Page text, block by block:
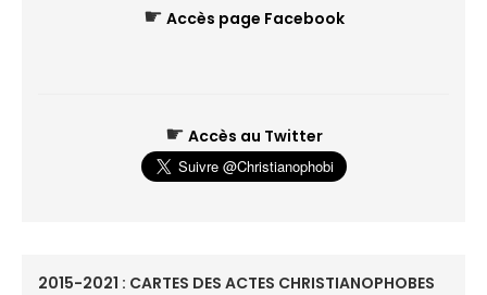
☛ Accès page Facebook
☛ Accès au Twitter
2015-2021 : CARTES DES ACTES CHRISTIANOPHOBES